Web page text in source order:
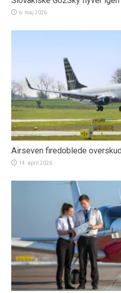
6. maj 2026
Airseven firedoblede
14. april 2026